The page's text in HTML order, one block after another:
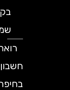
בקריית
שמונה
רואה
חשבון
בחיפה